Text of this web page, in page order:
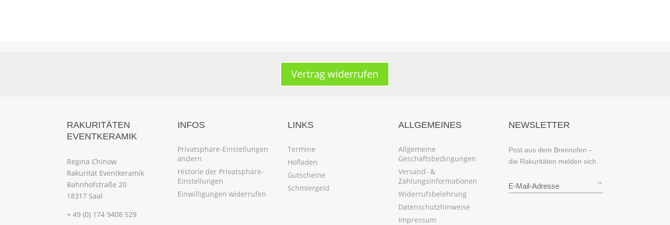
Vertrag widerrufen
RAKURITÄTEN
EVENTKERAMIK
Regina Chinow
Rakurität Eventkeramik
Bahnhofstraße 20
18317 Saal
+ 49 (0) 174 9408 529
INFOS
Privatsphäre-Einstellungen
ändern
Historie der Privatsphäre-
Einstellungen
Einwilligungen widerrufen
LINKS
Termine
Hofladen
Gutscheine
Schmiergeld
ALLGEMEINES
Allgemeine
Geschäftsbedingungen
Versand- &
Zahlungsinformationen
Widerrufsbelehrung
Datenschutzhinweise
Impressum
NEWSLETTER
Post aus dem Brennofen –
die Rakuritäten melden sich.
→